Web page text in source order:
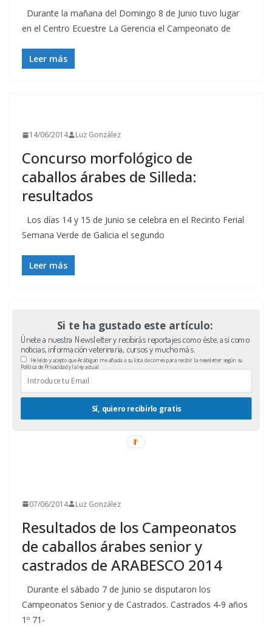
Durante la mañana del Domingo 8 de Junio tuvo lugar
en el Centro Ecuestre La Gerencia el Campeonato de
Leer más
14/06/2014 Luz González
Concurso morfológico de
caballos árabes de Silleda:
resultados
Los días 14 y 15 de Junio se celebra en el Recinto Ferial
Semana Verde de Galicia el segundo
Leer más
Si te ha gustado este artículo:
Únete a nuestra Newsletter y recibirás reportajes como éste, así como
noticias, información veterinaria, cursos y mucho más.
Sí, quiero recibirlo gratis
He leído y acepto que Arábigan me añada a su lista de correo para recibir la newsletter según su
Política de Privacidad y la ley actual
07/06/2014 Luz González
Resultados de los Campeonatos
de caballos árabes senior y
castrados de ARABESCO 2014
Durante el sábado 7 de Junio se disputaron los
Campeonatos Senior y de Castrados. Castrados 4-9 años
1º 71-